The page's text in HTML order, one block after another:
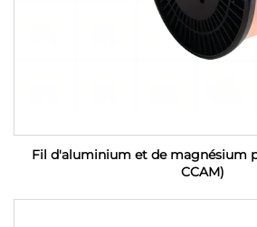
Fil d'aluminium et de magnésium
CCAM)